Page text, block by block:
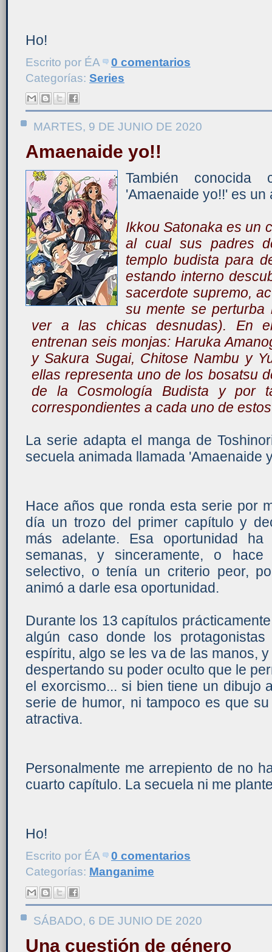
Ho!
Escrito por ÉA
0 comentarios
Categorías: Series
MARTES, 9 DE JUNIO DE 2020
Amaenaide yo!!
También conocida
'Amaenaide yo!!' es
Ikkou Satonaka es un
al cual sus padres
templo budista para
estando interno
sacerdote supremo,
su mente se perturba
ver a las chicas desnudas). En
entrenan seis monjas: Haruka
y Sakura Sugai, Chitose Nambu y
ellas representa uno de los bosatsu
de la Cosmología Budista y por
correspondientes a cada uno de
La serie adapta el manga de
secuela animada llamada 'Amaenaide
Hace años que ronda esta serie por
día un trozo del primer capítulo y
más adelante. Esa oportunidad
semanas, y sinceramente, o
selectivo, o tenía un criterio peor,
animó a darle esa oportunidad.
Durante los 13 capítulos
algún caso donde los
espíritu, algo se les va de las manos,
despertando su poder oculto que le
el exorcismo... si bien tiene un dibujo
serie de humor, ni tampoco es que
atractiva.
Personalmente me arrepiento de no
cuarto capítulo. La secuela ni me
Ho!
Escrito por ÉA
0 comentarios
Categorías: Manganime
SÁBADO, 6 DE JUNIO DE 2020
Una cuestión de género